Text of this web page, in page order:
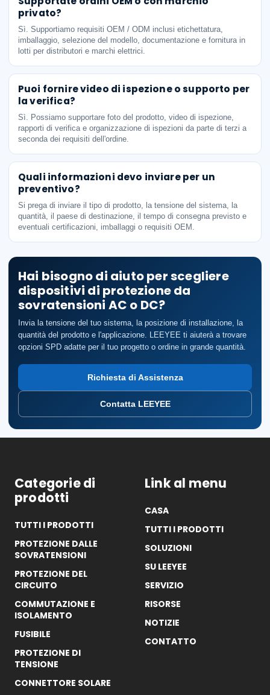
privato?
Sì. Supportiamo requisiti OEM / ODM inclusi etichettatura,
imballaggio, selezione del modello, documentazione e fornitura in
lotti per distributori e marchi elettrici.
Puoi fornire video di ispezione o supporto per
la verifica?
Sì. Possiamo supportare foto del prodotto, video di ispezione,
rapporti di verifica e organizzazione di ispezioni da parte di terzi a
seconda dei requisiti dell'ordine.
Quali informazioni devo inviare per un
preventivo?
Si prega di inviare il tipo di prodotto, la tensione del sistema, la
quantità, il paese di destinazione, il tempo di consegna previsto e
eventuali certificazioni, imballaggi o requisiti OEM.
Hai bisogno di aiuto per scegliere
dispositivi di protezione da
sovratensioni AC o DC?
Invia la tensione del tuo sistema, la posizione di installazione, la
quantità del prodotto e l'applicazione. LEEYEE ti aiuterà a trovare
opzioni SPD adatte per il tuo progetto o ordine in grande quantità.
Richiesta di Assistenza
Contatta LEEYEE
Categorie di
prodotti
TUTTI I PRODOTTI
PROTEZIONE DALLE
SOVRATENSIONI
PROTEZIONE DEL
CIRCUITO
COMMUTAZIONE E
ISOLAMENTO
FUSIBILE
PROTEZIONE DI
TENSIONE
CONNETTORE SOLARE
Link al menu
CASA
TUTTI I PRODOTTI
SOLUZIONI
SU LEEYEE
SERVIZIO
RISORSE
NOTIZIE
CONTATTO